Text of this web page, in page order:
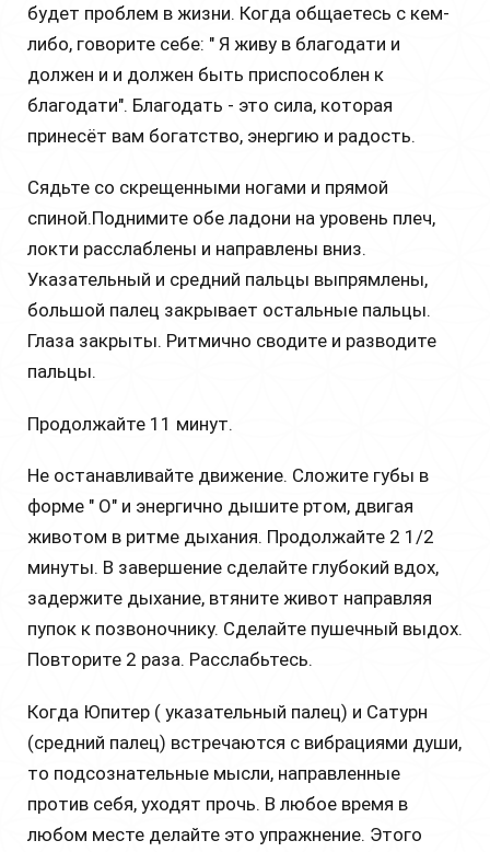
будет проблем в жизни. Когда общаетесь с кем-
либо, говорите себе: " Я живу в благодати и
должен и и должен быть приспособлен к
благодати". Благодать - это сила, которая
принесёт вам богатство, энергию и радость.
Сядьте со скрещенными ногами и прямой
спиной.Поднимите обе ладони на уровень плеч,
локти расслаблены и направлены вниз.
Указательный и средний пальцы выпрямлены,
большой палец закрывает остальные пальцы.
Глаза закрыты. Ритмично сводите и разводите
пальцы.
Продолжайте 11 минут.
Не останавливайте движение. Сложите губы в
форме " О" и энергично дышите ртом, двигая
животом в ритме дыхания. Продолжайте 2 1/2
минуты. В завершение сделайте глубокий вдох,
задержите дыхание, втяните живот направляя
пупок к позвоночнику. Сделайте пушечный выдох.
Повторите 2 раза. Расслабьтесь.
Когда Юпитер ( указательный палец) и Сатурн
(средний палец) встречаются с вибрациями души,
то подсознательные мысли, направленные
против себя, уходят прочь. В любое время в
любом месте делайте это упражнение. Этого